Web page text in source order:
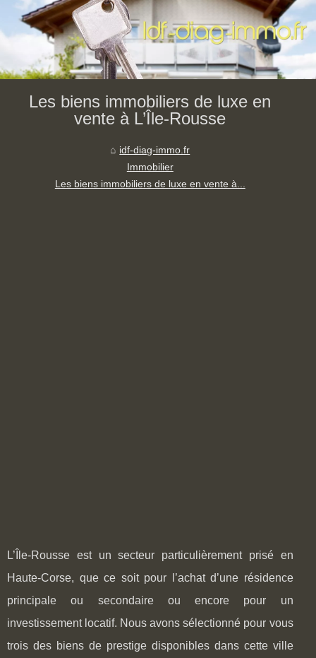
Les biens immobiliers de luxe en
vente à L’Île-Rousse
idf-diag-immo.fr
Immobilier
Les biens immobiliers de luxe en vente à...
L’Île-Rousse est un secteur particulièrement prisé en
Haute-Corse, que ce soit pour l’achat d’une résidence
principale ou secondaire ou encore pour un
investissement locatif. Nous avons sélectionné pour vous
trois des biens de prestige disponibles dans cette ville